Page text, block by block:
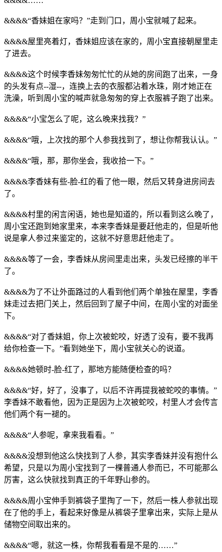
&&&&“香妹姐在家吗？”走到门口，周小宝就喊了起来。
&&&&屋里亮着灯，香妹姐应该在家的，周小宝直接朝屋里走
了进去。
&&&&这个时候李香妹匆匆忙忙的从她的房间跑了出来，一身
的头发有点--湿--，连换上去的衣服都沾着水珠，刚才她正在
洗澡，听到周小宝的喊声就急匆匆的穿上衣服裤子跑了出来。
&&&&“小宝怎么了呢，这么晚来找我？”
&&&&“哦，上次找的那个人参我找到了，想让你帮我认认。”
&&&&“哦，那，那你坐会，我收拾一下。”
&&&&李香妹有些-脸-红的看了他一眼，然后又转身进房间去
了。
&&&&村里的闲言闲语，她也是知道的，所以看到这么晚了，
周小宝还跑到她家里来，本来李香妹是要赶他走的，但是听他
说是拿人参过来鉴定的，这就不好意思赶他走了。
&&&&等了一会，李香妹从房间里走出来，头发已经擦的半干
了。
&&&&为了不让外面路过的人看到他们两个单独在屋里，李香
妹走过去把门关上，然后回到了屋子中间，在周小宝的对面坐
下。
&&&&“对了香妹姐，你上次被蛇咬，好透了没有，要不我再
给你检查一下。”看到她坐下，周小宝就关心的说道。
&&&&她顿时-脸-红了，那地方能随便检查的吗？
&&&&“好，好了，没事了，以后不许再提我被蛇咬的事情。”
李香妹不敢看他，因为正是因为上次被蛇咬，村里人才会传言
他们两个有一褪的。
&&&&“人参呢，拿来我看看。”
&&&&没想到他这么快找到了人参，其实李香妹并没有抱什么
希望，只是以为周小宝找到了一棵普通人参而已，不可能那么
厉害，这么快就找到真正的千年野山参的。
&&&&周小宝伸手到裤袋子里掏了一下，然后一株人参就出现
在了他的手上，看起来好像是从裤袋子里拿出来，实际上是从
储物空间取出来的。
&&&&“嗯，就这一株，你帮我看看是不是的……”